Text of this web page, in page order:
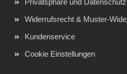
Privatsphäre und Datenschutz
Widerrufsrecht & Muster-
Kundenservice
Cookie Einstellungen